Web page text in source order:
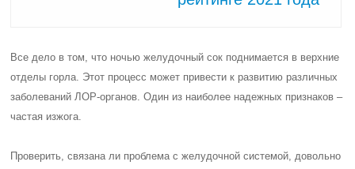
Все дело в том, что ночью желудочный сок поднимается в верхние
отделы горла. Этот процесс может привести к развитию различных
заболеваний ЛОР-органов. Один из наиболее надежных признаков –
частая изжога.
Проверить, связана ли проблема с желудочной системой, довольно